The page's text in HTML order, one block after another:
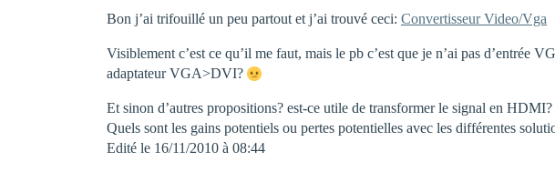
Bon j’ai trifouillé un peu partout et j’ai trouvé ceci: Convertisseur Video/Vga
Visiblement c’est ce qu’il me faut, mais le pb c’est que je n’ai pas
adaptateur VGA>DVI?
Et sinon d’autres propositions? est-ce utile de transformer le signal en HDMI?
Quels sont les gains potentiels ou pertes potentielles avec les différentes
Edité le 16/11/2010 à 08:44